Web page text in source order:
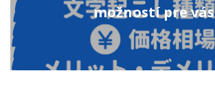
možností pre vás